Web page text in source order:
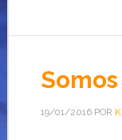
19/01/2016POR